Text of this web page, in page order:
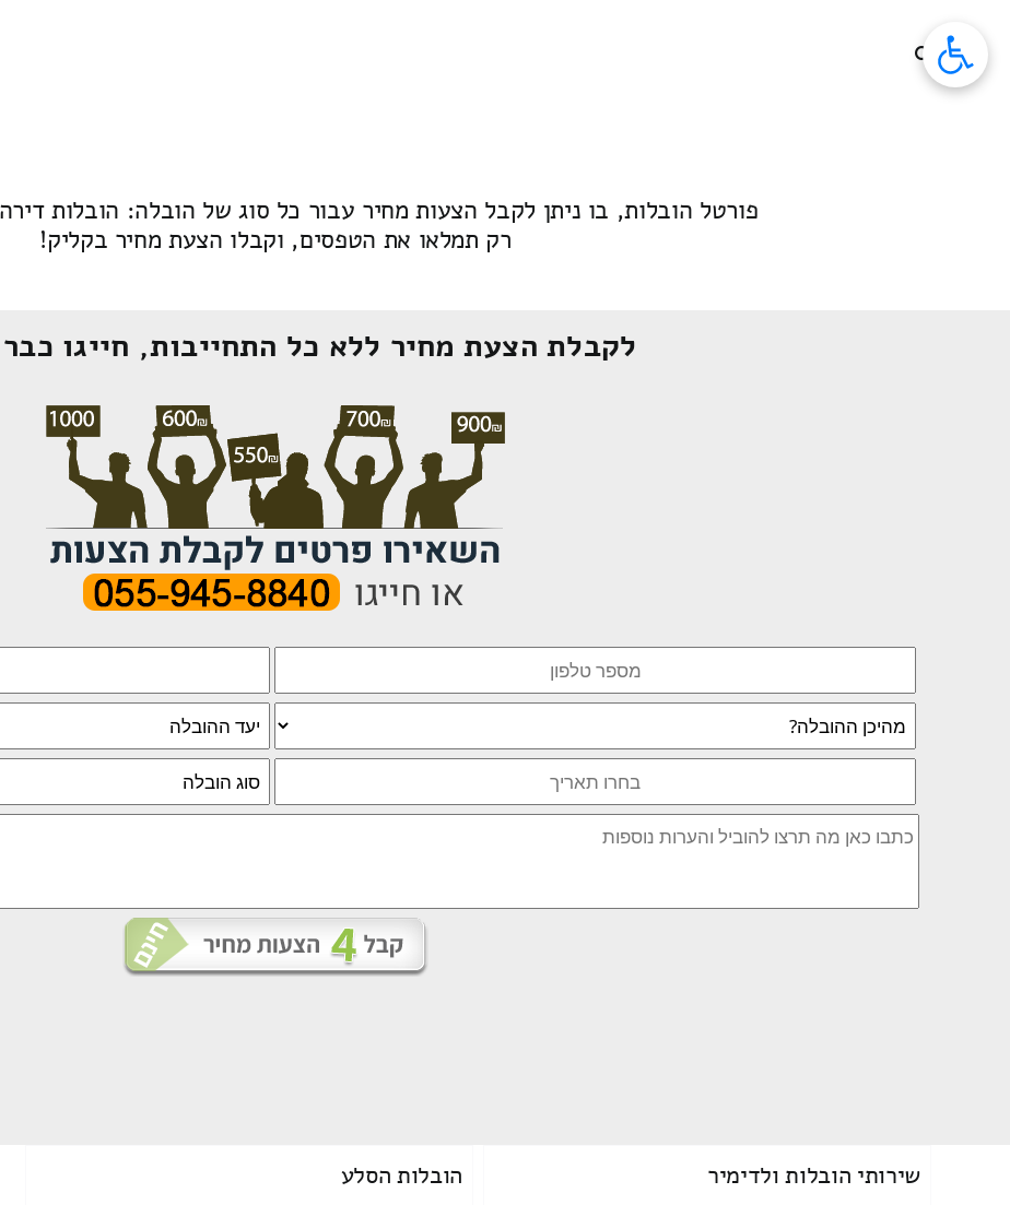
פורטל הובלות, בו ניתן לקבל הצעות מחיר עבור כל סוג של הובלה: הובלות דירה
רק תמלאו את הטפסים, וקבלו הצעת מחיר בקליק!
לקבלת הצעת מחיר ללא כל התחייבות, חייגו
שירותי הובלות ולדימיר הובלות הסלע